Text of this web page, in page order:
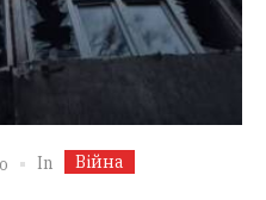
In Війна